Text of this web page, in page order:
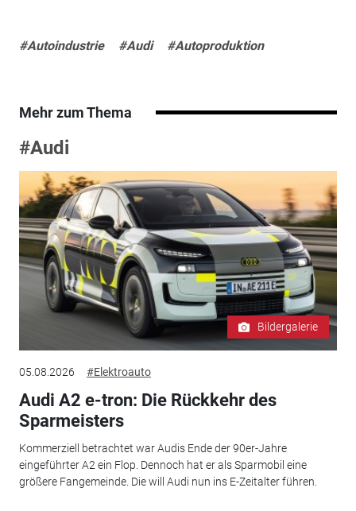
#Autoindustrie #Audi #Autoproduktion
Mehr zum Thema
#Audi
Bildergalerie
05.08.2026 #Elektroauto
Audi A2 e-tron: Die Rückkehr des
Sparmeisters
Kommerziell betrachtet war Audis Ende der 90er-Jahre
eingeführter A2 ein Flop. Dennoch hat er als Sparmobil eine
größere Fangemeinde. Die will Audi nun ins E-Zeitalter führen.